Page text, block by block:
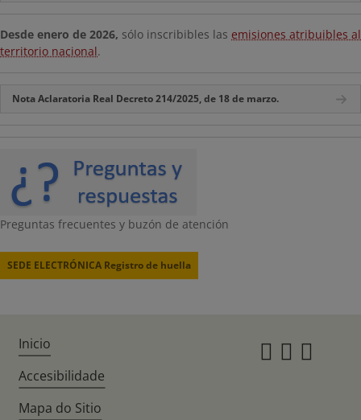
Desde enero de 2026, sólo inscribibles las emisiones atribuibles al
territorio nacional.
Nota Aclaratoria Real Decreto 214/2025, de 18 de marzo.
Preguntas frecuentes y buzón de atención
SEDE ELECTRÓNICA Registro de huella
Inicio
Accesibilidade
Mapa do Sitio